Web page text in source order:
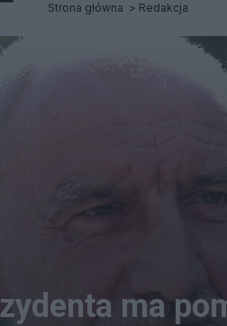
Strona główna Redakcja
ma